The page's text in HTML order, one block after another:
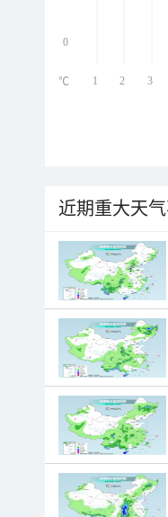
0
1 2 3
℃
近期重大天